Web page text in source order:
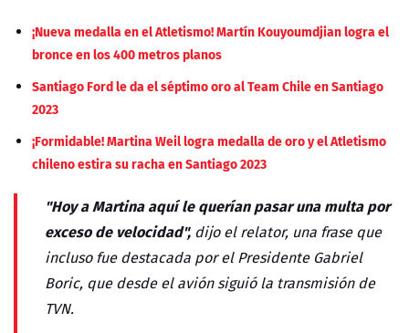
¡Nueva medalla en el Atletismo! Martín Kouyoumdjian logra el
bronce en los 400 metros planos
Santiago Ford le da el séptimo oro al Team Chile en Santiago
2023
¡Formidable! Martina Weil logra medalla de oro y el Atletismo
chileno estira su racha en Santiago 2023
"Hoy a Martina aquí le querían pasar una multa por
exceso de velocidad", dijo el relator, una frase que
incluso fue destacada por el Presidente Gabriel
Boric, que desde el avión siguió la transmisión de
TVN.